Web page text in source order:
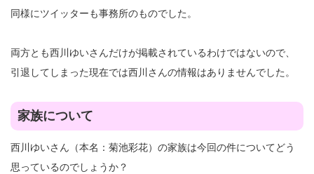
同様にツイッターも事務所のものでした。
両方とも西川ゆいさんだけが掲載されているわけではないので、
引退してしまった現在では西川さんの情報はありませんでした。
家族について
西川ゆいさん（本名：菊池彩花）の家族は今回の件についてどう
思っているのでしょうか？